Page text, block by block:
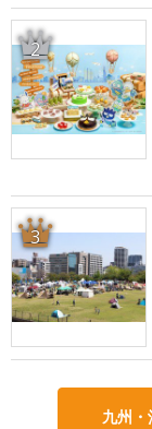
2
3
九州